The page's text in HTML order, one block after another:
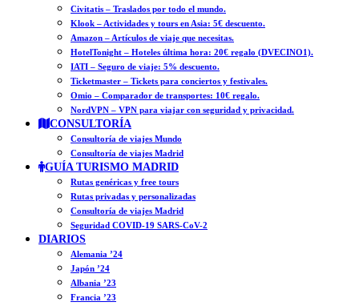
Civitatis – Traslados por todo el mundo.
Klook – Actividades y tours en Asia: 5€ descuento.
Amazon – Artículos de viaje que necesitas.
HotelTonight – Hoteles última hora: 20€ regalo (DVECINO1).
IATI – Seguro de viaje: 5% descuento.
Ticketmaster – Tickets para conciertos y festivales.
Omio – Comparador de transportes: 10€ regalo.
NordVPN – VPN para viajar con seguridad y privacidad.
CONSULTORÍA
Consultoría de viajes Mundo
Consultoría de viajes Madrid
GUÍA TURISMO MADRID
Rutas genéricas y free tours
Rutas privadas y personalizadas
Consultoría de viajes Madrid
Seguridad COVID-19 SARS-CoV-2
DIARIOS
Alemania ’24
Japón ’24
Albania ’23
Francia ’23